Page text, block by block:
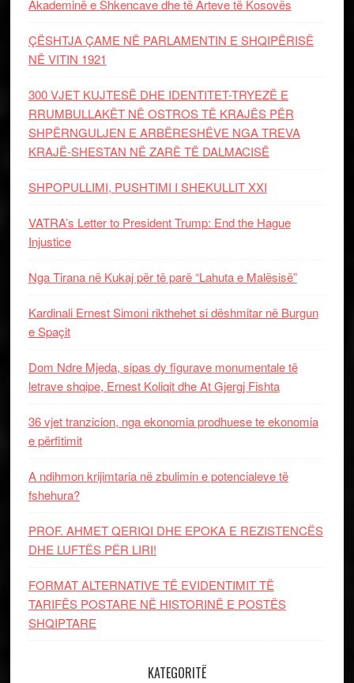
Akademinë e Shkencave dhe të Arteve të Kosovës
ÇËSHTJA ÇAME NË PARLAMENTIN E SHQIPËRISË
NË VITIN 1921
300 VJET KUJTESË DHE IDENTITET-TRYEZË E
RRUMBULLAKËT NË OSTROS TË KRAJËS PËR
SHPËRNGULJEN E ARBËRESHËVE NGA TREVA
KRAJË-SHESTAN NË ZARË TË DALMACISË
SHPOPULLIMI, PUSHTIMI I SHEKULLIT XXI
VATRA’s Letter to President Trump: End the Hague
Injustice
Nga Tirana në Kukaj për të parë “Lahuta e Malësisë”
Kardinali Ernest Simoni rikthehet si dëshmitar në Burgun
e Spaçit
Dom Ndre Mjeda, sipas dy figurave monumentale të
letrave shqipe, Ernest Koliqit dhe At Gjergj Fishta
36 vjet tranzicion, nga ekonomia prodhuese te ekonomia
e përfitimit
A ndihmon krijimtaria në zbulimin e potencialeve të
fshehura?
PROF. AHMET QERIQI DHE EPOKA E REZISTENCЁS
DHE LUFTЁS PЁR LIRI!
FORMAT ALTERNATIVE TË EVIDENTIMIT TË
TARIFËS POSTARE NË HISTORINË E POSTËS
SHQIPTARE
KATEGORITË